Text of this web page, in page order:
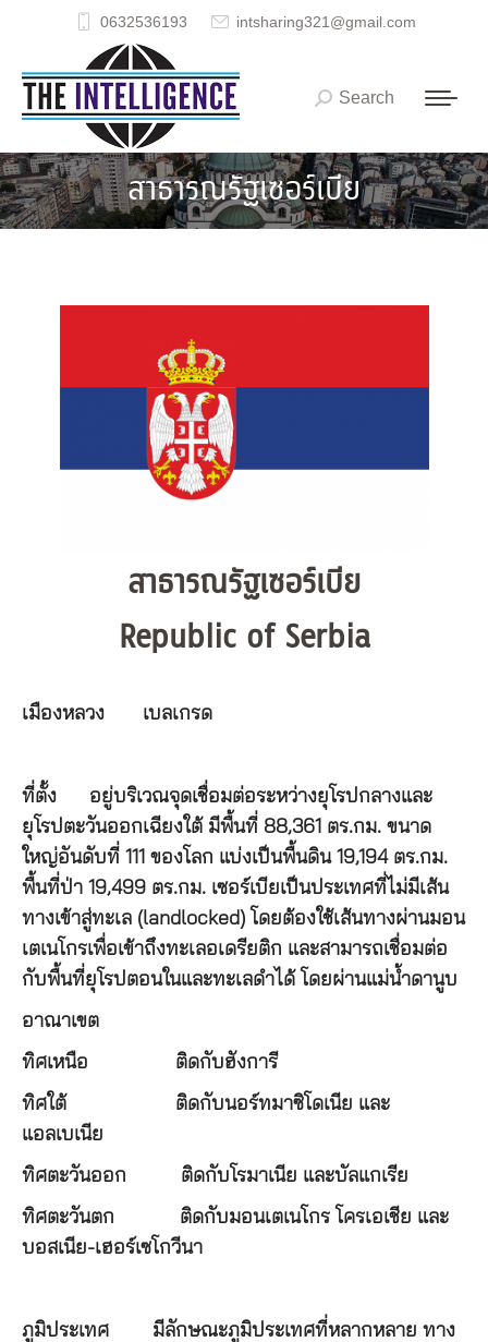
0632536193 intsharing321@gmail.com
Search:
Search
สาธารณรัฐเซอร์เบีย
สาธารณรัฐเซอร์เบีย
Republic of Serbia
เมืองหลวง เบลเกรด
ที่ตั้ง อยู่บริเวณจุดเชื่อมต่อระหว่างยุโรปกลางและ
ยุโรปตะวันออกเฉียงใต้ มีพื้นที่ 88,361 ตร.กม. ขนาด
ใหญ่อันดับที่ 111 ของโลก แบ่งเป็นพื้นดิน 19,194 ตร.กม.
พื้นที่ป่า 19,499 ตร.กม. เซอร์เบียเป็นประเทศที่ไม่มีเส้น
ทางเข้าสู่ทะเล (landlocked) โดยต้องใช้เส้นทางผ่านมอน
เตเนโกรเพื่อเข้าถึงทะเลอเดรียติก และสามารถเชื่อมต่อ
กับพื้นที่ยุโรปตอนในและทะเลดำได้ โดยผ่านแม่น้ำดานูบ
อาณาเขต
ทิศเหนือ ติดกับฮังการี
ทิศใต้ ติดกับนอร์ทมาซิโดเนีย และ
แอลเบเนีย
ทิศตะวันออก ติดกับโรมาเนีย และบัลแกเรีย
ทิศตะวันตก ติดกับมอนเตเนโกร โครเอเชีย และ
บอสเนีย-เฮอร์เซโกวีนา
ภูมิประเทศ มีลักษณะภูมิประเทศที่หลากหลาย ทาง